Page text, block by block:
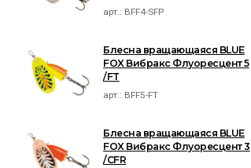
арт.: BFF4-SFP
Блесна вращающаяся BLUE
FOX Вибракс Флуоресцент 5
/FT
арт.: BFF5-FT
Блесна вращающаяся BLUE
FOX Вибракс Флуоресцент 3
/CFR